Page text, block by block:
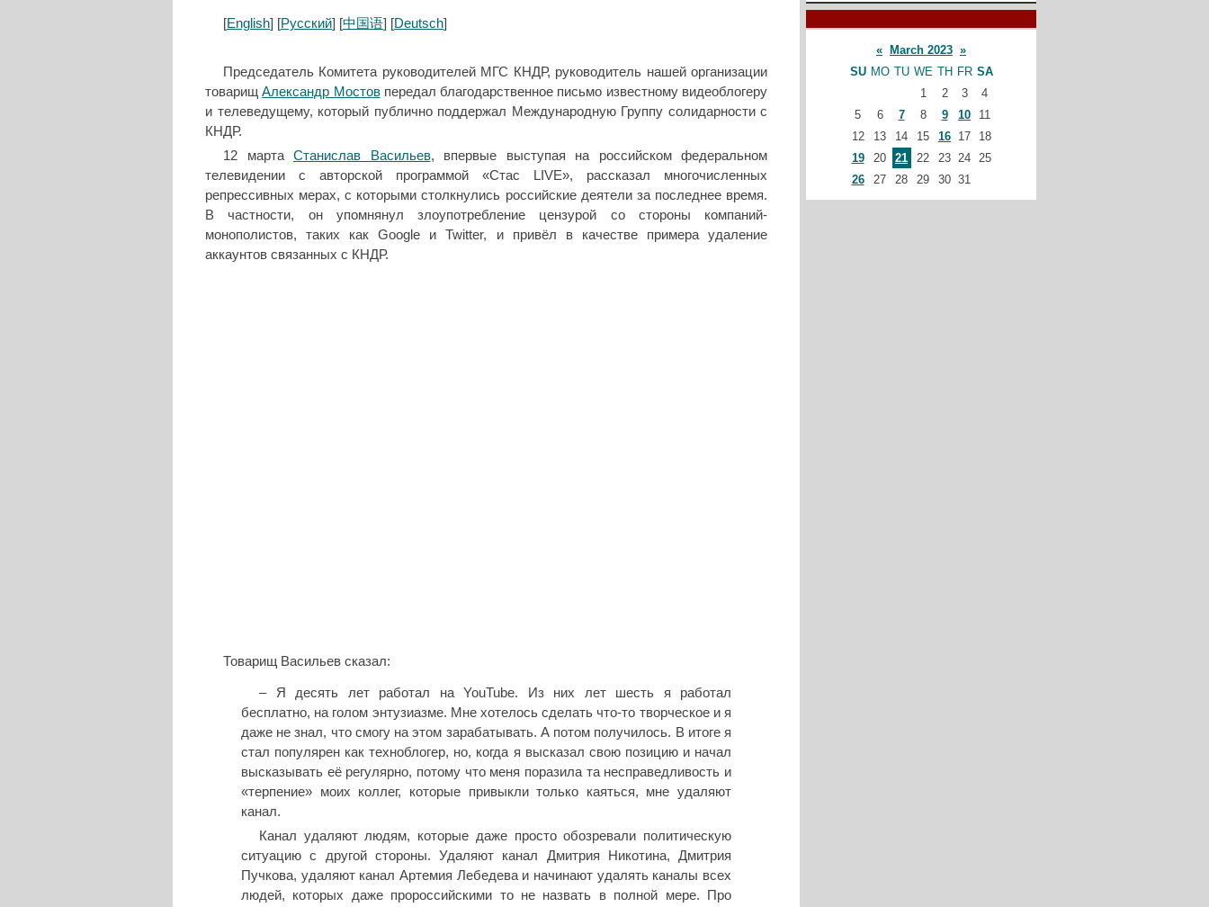
[English] [Русский] [中国语] [Deutsch]
Председатель Комитета руководителей МГС КНДР, руководитель нашей организации
товарищАлександр Мостовпередал благодарственное письмо известному видеоблогеру
и телеведущему, который публично поддержал Международную Группу солидарности с
КНДР.
12 марта Станислав Васильев, впервые выступая на российском федеральном
телевидении с авторской программой «Стас LIVE», рассказал многочисленных
репрессивных мерах, с которыми столкнулись российские деятели за последнее время.
В частности, он упомнянул злоупотребление цензурой со стороны компаний-
монополистов, таких как Google и Twitter, и привёл в качестве примера удаление
аккаунтов связанных с КНДР.
Товарищ Васильев сказал:
– Я десять лет работал на YouTube. Из них лет шесть я работал
бесплатно, на голом энтузиазме. Мне хотелось сделать что-то творческое и я
даже не знал, что смогу на этом зарабатывать. А потом получилось. В итоге я
стал популярен как техноблогер, но, когда я высказал свою позицию и начал
высказывать её регулярно, потому что меня поразила та несправедливость и
«терпение» моих коллег, которые привыкли только каяться, мне удаляют
канал.
Канал удаляют людям, которые даже просто обозревали политическую
ситуацию с другой стороны. Удаляют канал Дмитрия Никотина, Дмитрия
Пучкова, удаляют канал Артемия Лебедева и начинают удалять каналы всех
людей, которых даже пророссийскими то не назвать в полной мере. Про
« March 2023 »
SU MO TU WE TH FR SA
1
2 3
4
5
6 7 8 9 10
11
12
13 14 15 16 17
18
19
20 21 22 23 24 25
26
27 28 29 30 31